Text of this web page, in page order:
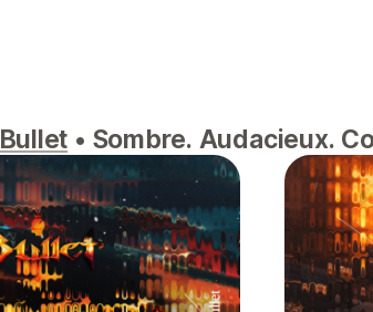
Bullet • Sombre. Audacieux.